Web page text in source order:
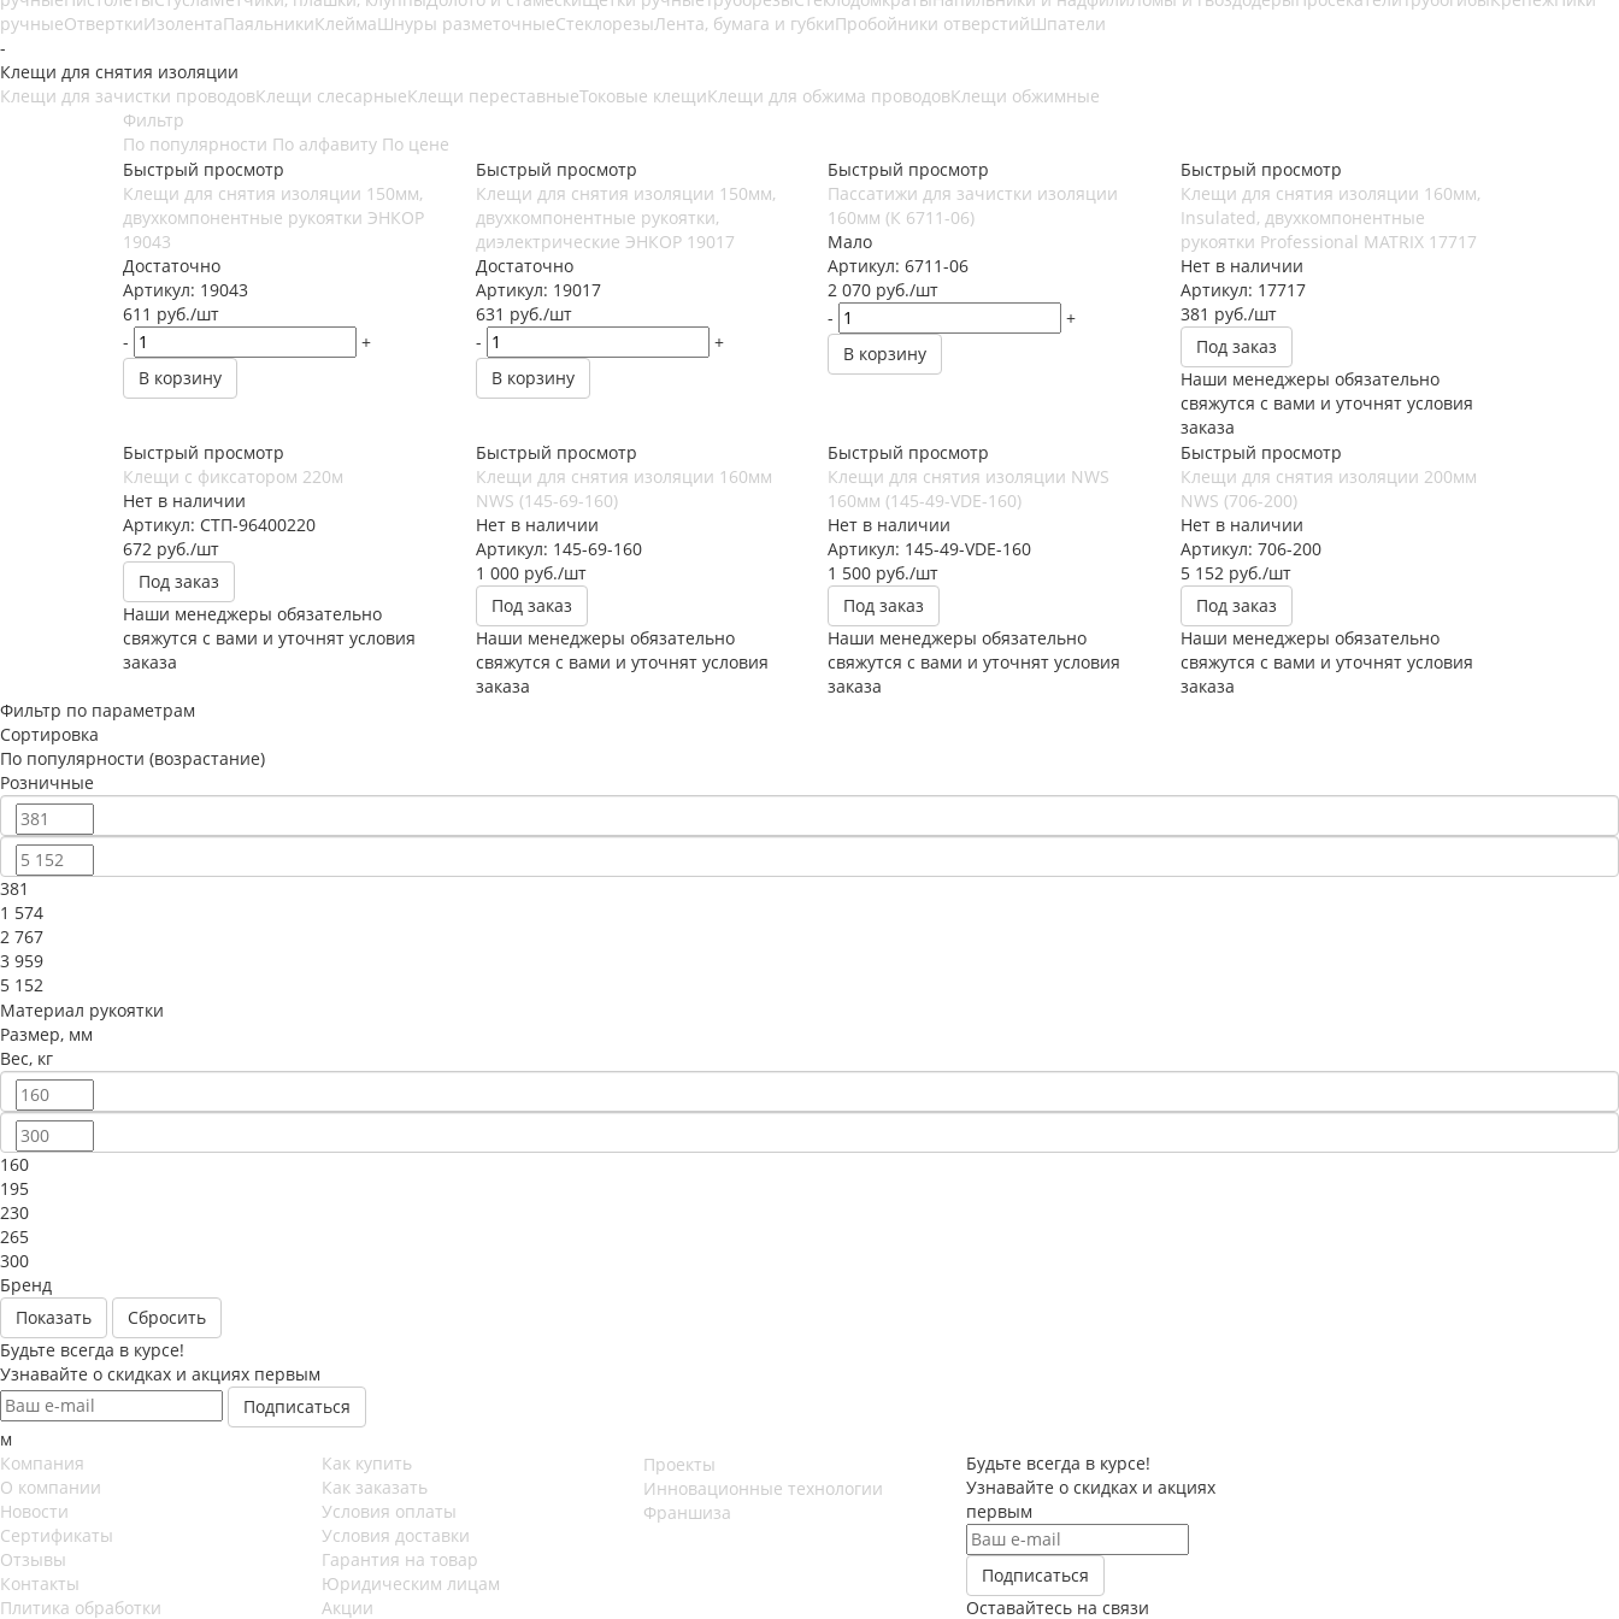
ручныеОтверткиИзолентаПаяльникиКлеймаШнуры разметочныеСтеклорезыЛента, бумага и губкиПробойники отверстийШпатели
-
Клещи для снятия изоляции
Клещи для зачистки проводовКлещи слесарныеКлещи переставныеТоковые клещиКлещи для обжима проводовКлещи обжимные
Фильтр
По популярности По алфавиту По цене
Быстрый просмотр
Клещи для снятия изоляции 150мм,
двухкомпонентные рукоятки ЭНКОР
19043
Достаточно
Артикул: 19043
611 руб./шт
-
+
В корзину
Быстрый просмотр
Клещи для снятия изоляции 150мм,
двухкомпонентные рукоятки,
диэлектрические ЭНКОР 19017
Достаточно
Артикул: 19017
631 руб./шт
-
+
В корзину
Быстрый просмотр
Пассатижи для зачистки изоляции
160мм (К 6711-06)
Мало
Артикул: 6711-06
2 070 руб./шт
-
+
В корзину
Быстрый просмотр
Клещи для снятия изоляции 160мм,
Insulated, двухкомпонентные
рукоятки Professional MATRIX 17717
Нет в наличии
Артикул: 17717
381 руб./шт
Под заказ
Наши менеджеры обязательно
свяжутся с вами и уточнят условия
заказа
Быстрый просмотр
Клещи с фиксатором 220м
Нет в наличии
Артикул: СТП-96400220
672 руб./шт
Под заказ
Наши менеджеры обязательно
свяжутся с вами и уточнят условия
заказа
Быстрый просмотр
Клещи для снятия изоляции 160мм
NWS (145-69-160)
Нет в наличии
Артикул: 145-69-160
1 000руб./шт
Под заказ
Наши менеджеры обязательно
свяжутся с вами и уточнят условия
заказа
Быстрый просмотр
Клещи для снятия изоляции NWS
160мм (145-49-VDE-160)
Нет в наличии
Артикул: 145-49-VDE-160
1 500 руб./шт
Под заказ
Наши менеджеры обязательно
свяжутся с вами и уточнят условия
заказа
Быстрый просмотр
Клещи для снятия изоляции 200мм
NWS (706-200)
Нет в наличии
Артикул: 706-200
5 152руб./шт
Под заказ
Наши менеджеры обязательно
свяжутся с вами и уточнят условия
заказа
Фильтр по параметрам
Сортировка
По популярности (возрастание)
Розничные
381
1 574
2 767
3 959
5 152
Материал рукоятки
Размер, мм
Вес, кг
160
195
230
265
300
Бренд
Сбросить
Будьте всегда в курсе!
Узнавайте о скидках и акциях первым
м
Компания
О компании
Новости
Сертификаты
Отзывы
Контакты
Плитика обработки
Как купить
Как заказать
Условия оплаты
Условия доставки
Гарантия на товар
Юридическим лицам
Акции
Проекты
Инновационные технологии
Франшиза
Будьте всегда в курсе!
Узнавайте о скидках и акциях
первым
Оставайтесь на связи